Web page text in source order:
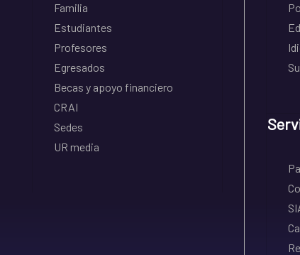
Familia
Estudiantes
Profesores
Egresados
Becas y apoyo financiero
CRAI
Sedes
UR media